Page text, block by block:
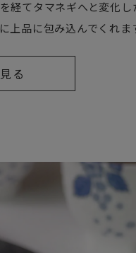
経てタマネギへと変化
品に包み込んでくれま
る